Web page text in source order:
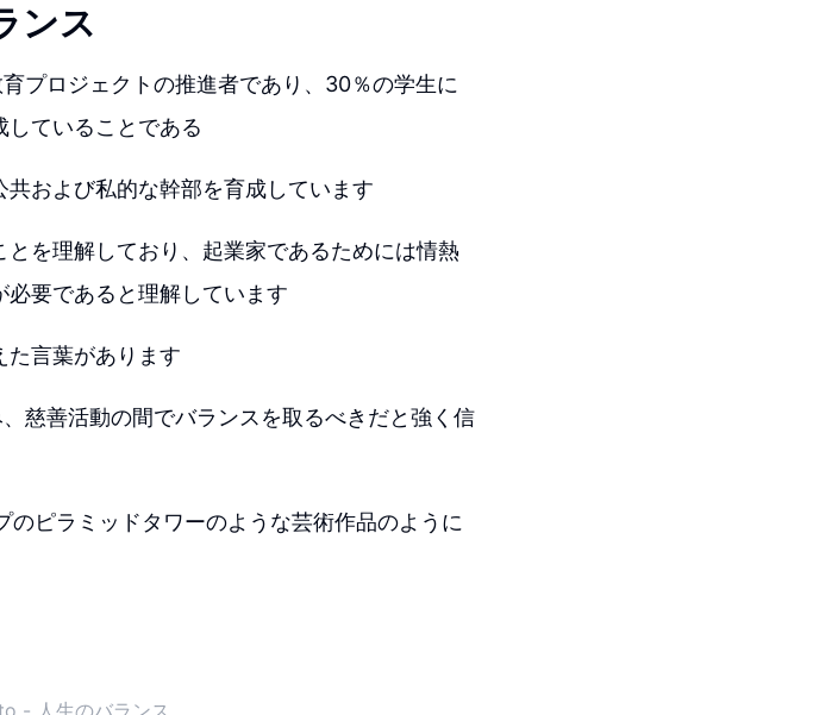
ンス
プロジェクトの推進者であり、30％の学生に
ていることである
および私的な幹部を育成しています
を理解しており、起業家であるためには情熱
要であると理解しています
た言葉があります
慈善活動の間でバランスを取るべきだと強く信
ピラミッドタワーのような芸術作品のように
- 人生のバランス